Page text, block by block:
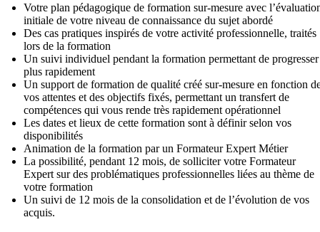
Votre plan pédagogique de formation sur-mesure avec
initiale de votre niveau de connaissance du sujet abordé
Des cas pratiques inspirés de votre activité professionnelle, traités
lors de la formation
Un suivi individuel pendant la formation permettant de progresser
plus rapidement
Un support de formation de qualité créé sur-mesure en fonction
vos attentes et des objectifs fixés, permettant un transfert de
compétences qui vous rende très rapidement opérationnel
Les dates et lieux de cette formation sont à définir selon vos
disponibilités
Animation de la formation par un Formateur Expert Métier
La possibilité, pendant 12 mois, de solliciter votre Formateur
Expert sur des problématiques professionnelles liées au thème de
votre formation
Un suivi de 12 mois de la consolidation et de l’évolution de vos
acquis.